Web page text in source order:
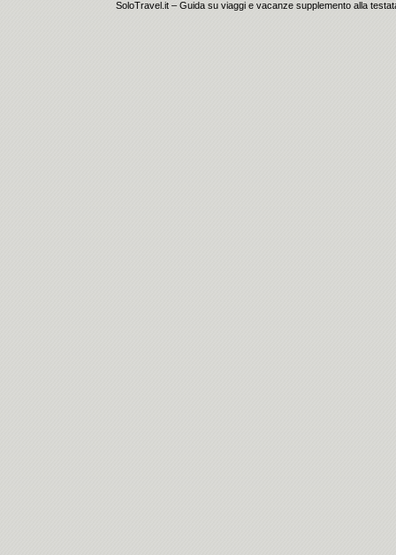
SoloTravel.it – Guida su viaggi e vacanze supplemento alla